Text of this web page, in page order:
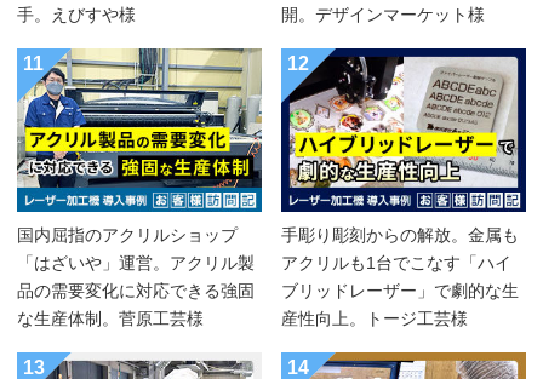
手。えびすや様
開。デザインマーケット様
11
国内屈指のアクリルショップ
「はざいや」運営。アクリル製
品の需要変化に対応できる強固
な生産体制。菅原工芸様
12
手彫り彫刻からの解放。金属も
アクリルも1台でこなす「ハイ
ブリッドレーザー」で劇的な生
産性向上。トージ工芸様
13 14